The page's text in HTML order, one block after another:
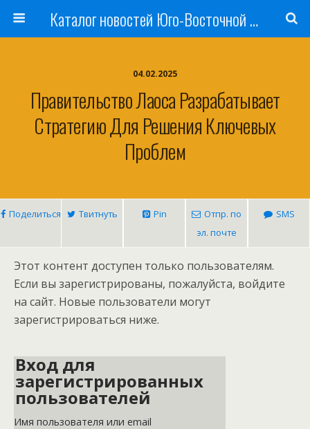
Каталог новостей Юго-Восточной Азии, Австралии и Океании
04.02.2025
Правительство Лаоса Разрабатывает
Стратегию Для Решения Ключевых
Проблем
Поделиться Твитнуть Pin
Отпр. по
эл. почте
SMS
Этот контент доступен только пользователям.
Если вы зарегистрированы, пожалуйста, войдите
на сайт. Новые пользователи могут
зарегистрироваться ниже.
Вход для
зарегистрированных
пользователей
Имя пользователя или email